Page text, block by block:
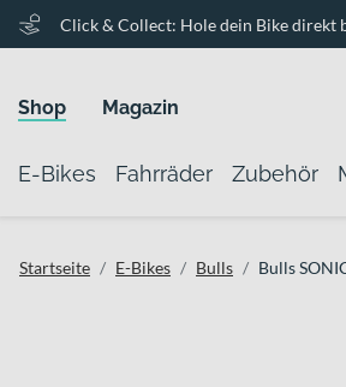
Click & Collect: Hole dein Bike direkt
Shop Magazin
E-Bikes Fahrräder Zubehör
Startseite E-Bikes Bulls Bulls